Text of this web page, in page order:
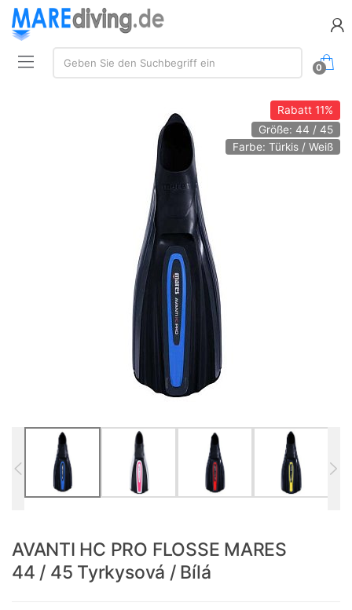
Suche:
Geben Sie den Suchbegriff ein
0
Rabatt11%
Größe: 44 / 45
Farbe: Türkis / Weiß
AVANTI HC PRO FLOSSE MARES
44 / 45 Tyrkysová / Bílá